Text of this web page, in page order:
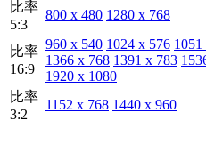
比率
5:3
800 x 480 1280 x 768
比率
16:9
960 x 540 1024 x 576 1051
1366 x 768 1391 x 783
1920 x 1080
比率
3:2
1152 x 768 1440 x 960